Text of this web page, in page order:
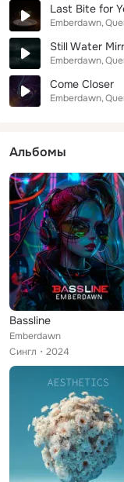
Last Bite for
Emberdawn
Still Water
Emberdawn
Come Closer
Emberdawn
Альбомы
Bassline
Emberdawn
Сингл
2024